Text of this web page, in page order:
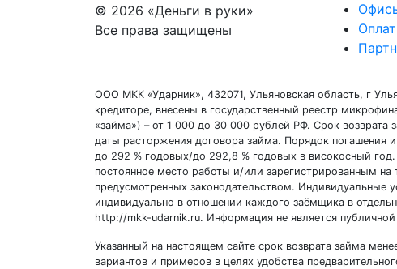
© 2026 «Деньги в руки»
Все права защищены
ООО МКК «Ударник», 432071, Ульяновская область, г
кредиторе, внесены в государственный реестр
«займа») – от 1 000 до 30 000 рублей РФ. Срок возврата
даты расторжения договора займа. Порядок погашения
до 292 % годовых/до 292,8 % годовых в високосный год.
постоянное место работы и/или зарегистрированным
предусмотренных законодательством. Индивидуальные
индивидуально в отношении каждого заёмщика в
http://mkk-udarnik.ru. Информация не является
Указанный на настоящем сайте срок возврата займа
вариантов и примеров в целях удобства